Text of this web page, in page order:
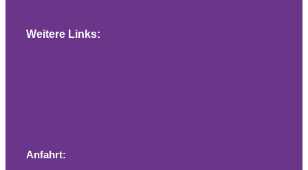
Weitere Links:
Anfahrt: